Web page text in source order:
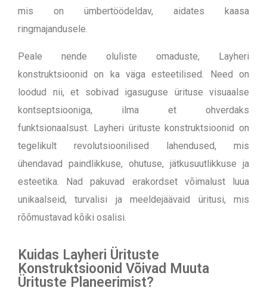
mis on ümbertöödeldav, aidates kaasa
ringmajandusele.
Peale nende oluliste omaduste, Layheri
konstruktsioonid on ka väga esteetilised. Need on
loodud nii, et sobivad igasuguse ürituse visuaalse
kontseptsiooniga, ilma et ohverdaks
funktsionaalsust. Layheri ürituste konstruktsioonid on
tegelikult revolutsioonilised lahendused, mis
ühendavad paindlikkuse, ohutuse, jätkusuutlikkuse ja
esteetika. Nad pakuvad erakordset võimalust luua
unikaalseid, turvalisi ja meeldejäävaid üritusi, mis
rõõmustavad kõiki osalisi.
Kuidas Layheri Ürituste
Konstruktsioonid Võivad Muuta
Ürituste Planeerimist?